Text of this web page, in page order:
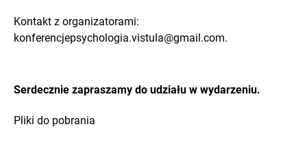
Kontakt z organizatorami:
konferencjepsychologia.vistula@gmail.com.
Serdecznie zapraszamy do udziału w wydarzeniu.
Pliki do pobrania